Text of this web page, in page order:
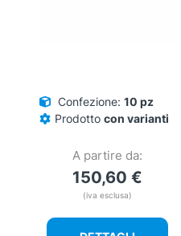
Confezione: 10 pz
Prodotto con varianti
A partire da:
150,60 €
(iva esclusa)